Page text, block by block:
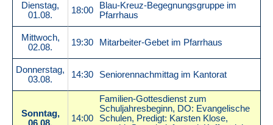
Dienstag,
01.08.
18:00
Blau-Kreuz-Begegnungsgruppe im
Pfarrhaus
Mittwoch,
02.08.
19:30 Mitarbeiter-Gebet im Pfarrhaus
Donnerstag,
03.08.
14:30 Seniorennachmittag im Kantorat
Sonntag,
14:00
Familien-Gottesdienst zum
Schuljahresbeginn, DO: Evangelische
Schulen, Predigt: Karsten Klose,